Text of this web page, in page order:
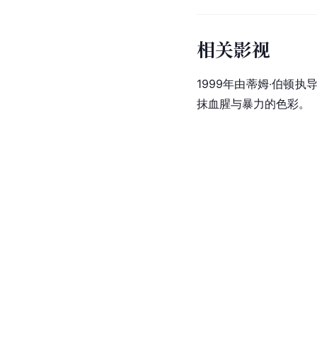
相关影视
1999年由蒂姆‧伯顿执
抹血腥与暴力的色彩。